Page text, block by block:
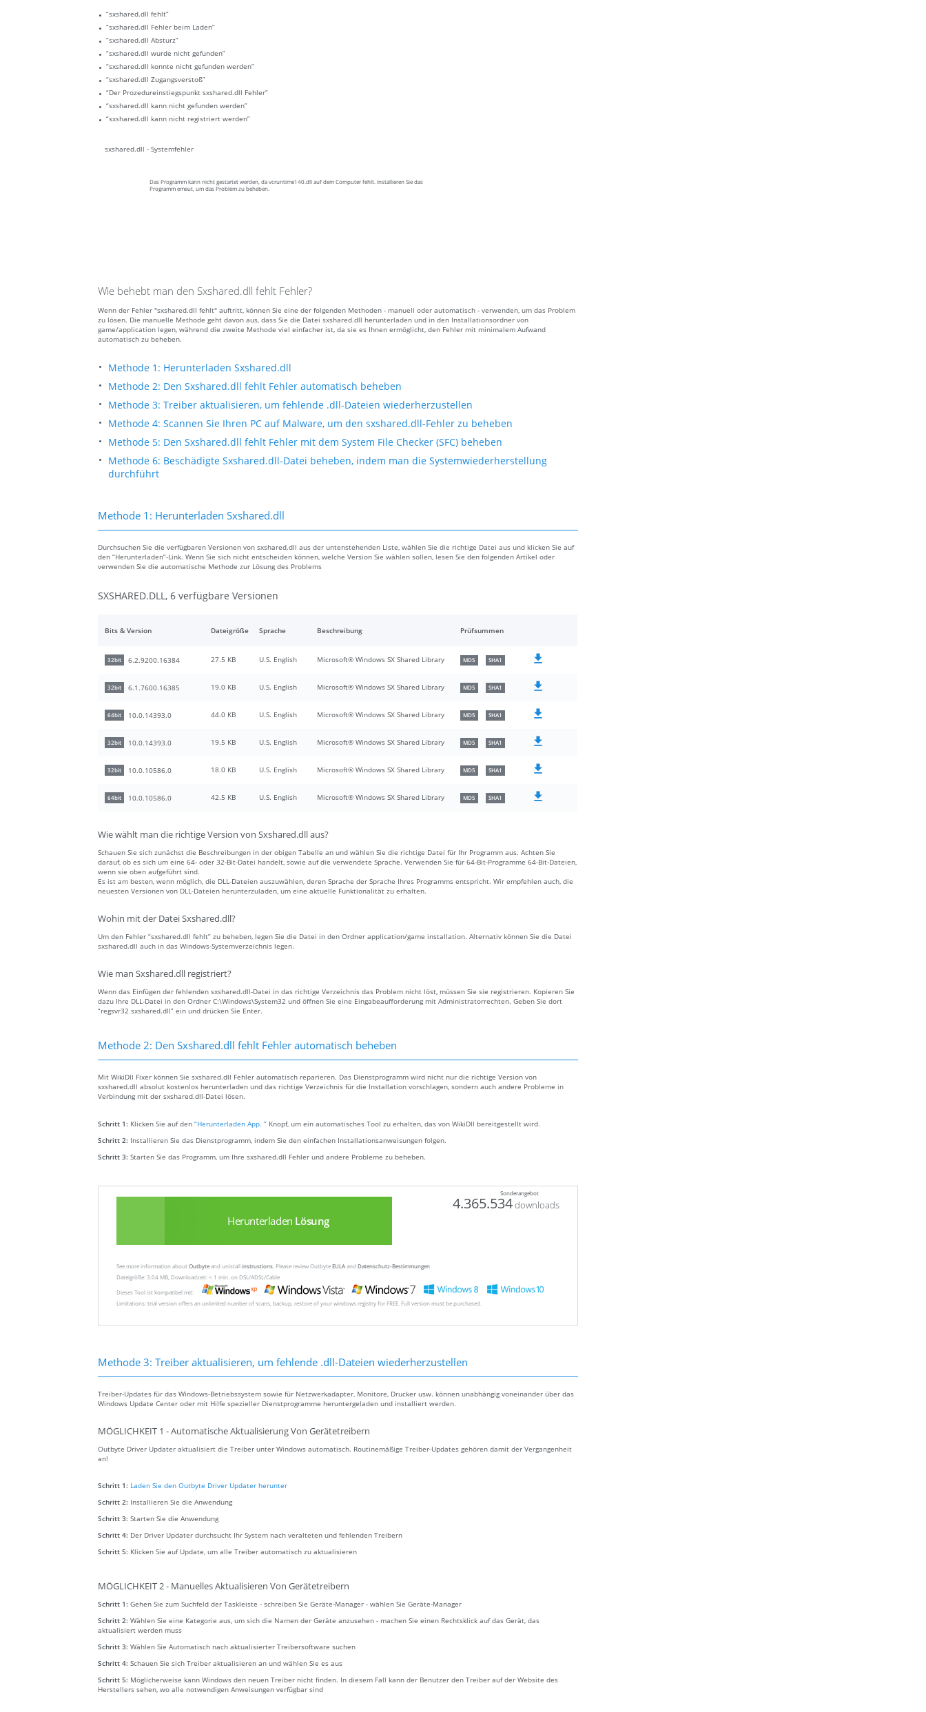
“sxshared.dll fehlt”
“sxshared.dll Fehler beim Laden”
“sxshared.dll Absturz”
“sxshared.dll wurde nicht gefunden”
“sxshared.dll konnte nicht gefunden werden”
“sxshared.dll Zugangsverstoß”
“Der Prozedureinstiegspunkt sxshared.dll Fehler”
“sxshared.dll kann nicht gefunden werden”
“sxshared.dll kann nicht registriert werden”
sxshared.dll - Systemfehler
Das Programm kann nicht gestartet werden, da vcruntime140.dll auf dem Computer fehlt. Installieren Sie das
Programm emeut, um das Problem zu beheben.
Wie behebt man den Sxshared.dll fehlt Fehler?
Wenn der Fehler "sxshared.dll fehlt" auftritt, können Sie eine der folgenden Methoden - manuell oder automatisch - verwenden, um das Problem
zu lösen. Die manuelle Methode geht davon aus, dass Sie die Datei sxshared.dll herunterladen und in den Installationsordner von
game/application legen, während die zweite Methode viel einfacher ist, da sie es Ihnen ermöglicht, den Fehler mit minimalem Aufwand
automatisch zu beheben.
Methode 1: Herunterladen Sxshared.dll
Methode 2: Den Sxshared.dll fehlt Fehler automatisch beheben
Methode 3: Treiber aktualisieren, um fehlende .dll-Dateien wiederherzustellen
Methode 4: Scannen Sie Ihren PC auf Malware, um den sxshared.dll-Fehler zu beheben
Methode 5: Den Sxshared.dll fehlt Fehler mit dem System File Checker (SFC) beheben
Methode 6: Beschädigte Sxshared.dll-Datei beheben, indem man die Systemwiederherstellung
durchführt
Methode 1: Herunterladen Sxshared.dll
Durchsuchen Sie die verfügbaren Versionen von sxshared.dll aus der untenstehenden Liste, wählen Sie die richtige Datei aus und klicken Sie auf
den “Herunterladen”-Link. Wenn Sie sich nicht entscheiden können, welche Version Sie wählen sollen, lesen Sie den folgenden Artikel oder
verwenden Sie die automatische Methode zur Lösung des Problems
SXSHARED.DLL, 6 verfügbare Versionen
Bits & Version Dateigröße Sprache Beschreibung Prüfsummen
32bit 6.2.9200.16384 27.5 KB U.S. English Microsoft® Windows SX Shared Library MD5 SHA1
32bit 6.1.7600.16385 19.0 KB U.S. English Microsoft® Windows SX Shared Library MD5 SHA1
64bit 10.0.14393.0 44.0 KB U.S. English Microsoft® Windows SX Shared Library MD5 SHA1
32bit 10.0.14393.0 19.5 KB U.S. English Microsoft® Windows SX Shared Library MD5 SHA1
32bit 10.0.10586.0 18.0 KB U.S. English Microsoft® Windows SX Shared Library MD5 SHA1
64bit 10.0.10586.0 42.5 KB U.S. English Microsoft® Windows SX Shared Library MD5 SHA1
Wie wählt man die richtige Version von Sxshared.dll aus?
Schauen Sie sich zunächst die Beschreibungen in der obigen Tabelle an und wählen Sie die richtige Datei für Ihr Programm aus. Achten Sie
darauf, ob es sich um eine 64- oder 32-Bit-Datei handelt, sowie auf die verwendete Sprache. Verwenden Sie für 64-Bit-Programme 64-Bit-Dateien,
wenn sie oben aufgeführt sind.
Es ist am besten, wenn möglich, die DLL-Dateien auszuwählen, deren Sprache der Sprache Ihres Programms entspricht. Wir empfehlen auch, die
neuesten Versionen von DLL-Dateien herunterzuladen, um eine aktuelle Funktionalität zu erhalten.
Wohin mit der Datei Sxshared.dll?
Um den Fehler “sxshared.dll fehlt” zu beheben, legen Sie die Datei in den Ordner application/game installation. Alternativ können Sie die Datei
sxshared.dll auch in das Windows-Systemverzeichnis legen.
Wie man Sxshared.dll registriert?
Wenn das Einfügen der fehlenden sxshared.dll-Datei in das richtige Verzeichnis das Problem nicht löst, müssen Sie sie registrieren. Kopieren Sie
dazu Ihre DLL-Datei in den Ordner C:\Windows\System32 und öffnen Sie eine Eingabeaufforderung mit Administratorrechten. Geben Sie dort
“regsvr32 sxshared.dll” ein und drücken Sie Enter.
Methode 2: Den Sxshared.dll fehlt Fehler automatisch beheben
Mit WikiDll Fixer können Sie sxshared.dll Fehler automatisch reparieren. Das Dienstprogramm wird nicht nur die richtige Version von
sxshared.dll absolut kostenlos herunterladen und das richtige Verzeichnis für die Installation vorschlagen, sondern auch andere Probleme in
Verbindung mit der sxshared.dll-Datei lösen.
Schritt 1: Klicken Sie auf den “Herunterladen App. ” Knopf, um ein automatisches Tool zu erhalten, das von WikiDll bereitgestellt wird.
Schritt 2: Installieren Sie das Dienstprogramm, indem Sie den einfachen Installationsanweisungen folgen.
Schritt 3: Starten Sie das Programm, um Ihre sxshared.dll Fehler und andere Probleme zu beheben.
Sonderangebot
Herunterladen Lösung
4.365.534downloads
See more information about Outbyteand unistallinstrustions . Please review OutbyteEULAandDatenschutz-Bestimmungen
Dateigröße: 3.04 MB, Downloadzeit: < 1 min. on DSL/ADSL/Cable
Dieses Tool ist kompatibel mit:
Limitations: trial version offers an unlimited number of scans, backup, restore of your windows registry for FREE. Full version must be purchased.
Methode 3: Treiber aktualisieren, um fehlende .dll-Dateien wiederherzustellen
Treiber-Updates für das Windows-Betriebssystem sowie für Netzwerkadapter, Monitore, Drucker usw. können unabhängig voneinander über das
Windows Update Center oder mit Hilfe spezieller Dienstprogramme heruntergeladen und installiert werden.
MÖGLICHKEIT 1 - Automatische Aktualisierung Von Gerätetreibern
Outbyte Driver Updater aktualisiert die Treiber unter Windows automatisch. Routinemäßige Treiber-Updates gehören damit der Vergangenheit
an!
Schritt 1: Laden Sie den Outbyte Driver Updater herunter
Schritt 2: Installieren Sie die Anwendung
Schritt 3: Starten Sie die Anwendung
Schritt 4: Der Driver Updater durchsucht Ihr System nach veralteten und fehlenden Treibern
Schritt 5: Klicken Sie auf Update, um alle Treiber automatisch zu aktualisieren
MÖGLICHKEIT 2 - Manuelles Aktualisieren Von Gerätetreibern
Schritt 1: Gehen Sie zum Suchfeld der Taskleiste - schreiben Sie Geräte-Manager - wählen Sie Geräte-Manager
Schritt 2: Wählen Sie eine Kategorie aus, um sich die Namen der Geräte anzusehen - machen Sie einen Rechtsklick auf das Gerät, das
aktualisiert werden muss
Schritt 3: Wählen Sie Automatisch nach aktualisierter Treibersoftware suchen
Schritt 4: Schauen Sie sich Treiber aktualisieren an und wählen Sie es aus
Schritt 5: Möglicherweise kann Windows den neuen Treiber nicht finden. In diesem Fall kann der Benutzer den Treiber auf der Website des
Herstellers sehen, wo alle notwendigen Anweisungen verfügbar sind